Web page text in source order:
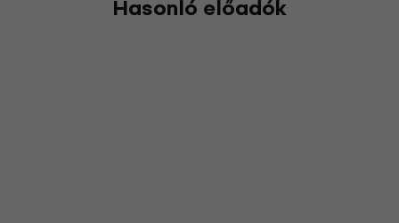
Hasonló előadók